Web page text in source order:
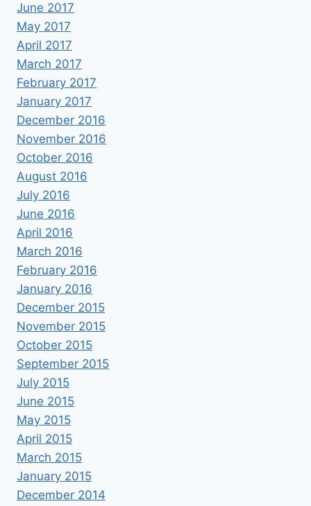
June 2017
May 2017
April 2017
March 2017
February 2017
January 2017
December 2016
November 2016
October 2016
August 2016
July 2016
June 2016
April 2016
March 2016
February 2016
January 2016
December 2015
November 2015
October 2015
September 2015
July 2015
June 2015
May 2015
April 2015
March 2015
January 2015
December 2014